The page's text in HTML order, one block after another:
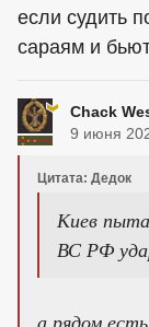
если судить
сараям и
Chack
9 июня
Цитата: Дедок
Киев
ВС РФ
а рядом